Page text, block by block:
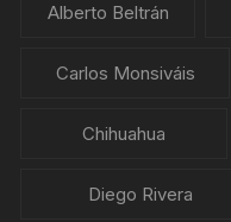
Alberto Beltrán
Carlos Monsiváis
Chihuahua
Diego Rivera